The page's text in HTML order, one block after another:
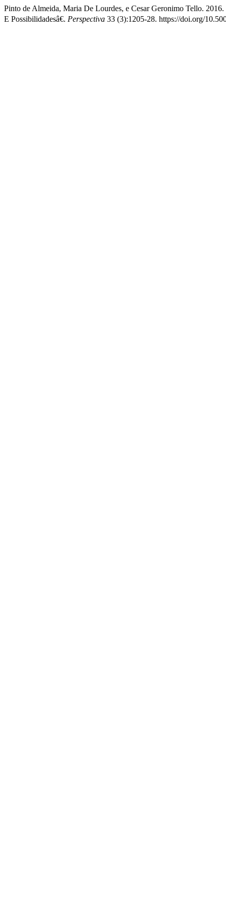
Pinto de Almeida, Maria De Lourdes, e Cesar Geronimo Tello.
E Possibilidadesâ€. Perspectiva 33 (3):1205-28. https://doi.org/